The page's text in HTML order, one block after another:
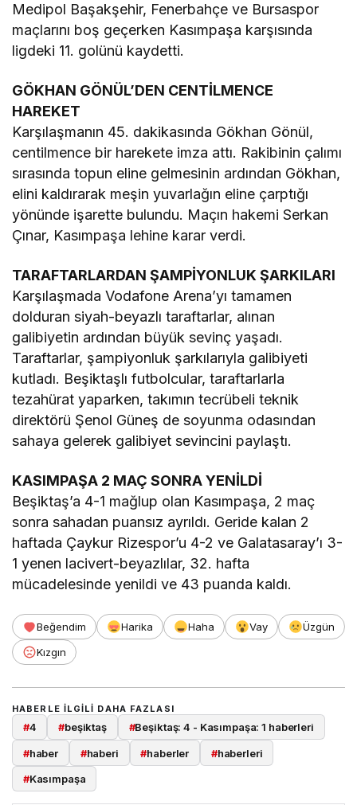
Medipol Başakşehir, Fenerbahçe ve Bursaspor
maçlarını boş geçerken Kasımpaşa karşısında
ligdeki 11. golünü kaydetti.
GÖKHAN GÖNÜL’DEN CENTİLMENCE
HAREKET
Karşılaşmanın 45. dakikasında Gökhan Gönül,
centilmence bir harekete imza attı. Rakibinin çalımı
sırasında topun eline gelmesinin ardından Gökhan,
elini kaldırarak meşin yuvarlağın eline çarptığı
yönünde işarette bulundu. Maçın hakemi Serkan
Çınar, Kasımpaşa lehine karar verdi.
TARAFTARLARDAN ŞAMPİYONLUK ŞARKILARI
Karşılaşmada Vodafone Arena’yı tamamen
dolduran siyah-beyazlı taraftarlar, alınan
galibiyetin ardından büyük sevinç yaşadı.
Taraftarlar, şampiyonluk şarkılarıyla galibiyeti
kutladı. Beşiktaşlı futbolcular, taraftarlarla
tezahürat yaparken, takımın tecrübeli teknik
direktörü Şenol Güneş de soyunma odasından
sahaya gelerek galibiyet sevincini paylaştı.
KASIMPAŞA 2 MAÇ SONRA YENİLDİ
Beşiktaş’a 4-1 mağlup olan Kasımpaşa, 2 maç
sonra sahadan puansız ayrıldı. Geride kalan 2
haftada Çaykur Rizespor’u 4-2 ve Galatasaray’ı 3-
1 yenen lacivert-beyazlılar, 32. hafta
mücadelesinde yenildi ve 43 puanda kaldı.
Beğendim Harika Haha Vay
Üzgün
Kızgın
HABERLE ILGILI DAHA FAZLASI
#4 #beşiktaş #Beşiktaş: 4 - Kasımpaşa: 1 haberleri
#haber #haberi #haberler #haberleri
#Kasımpaşa